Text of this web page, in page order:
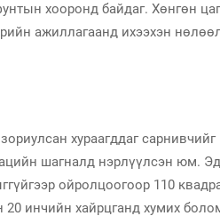
хооронд байдаг. Хөнгөн
ажиллагаанд ихээхэн
хураагддаг сарнивчийг
шагналд нэрлүүлсэн юм.
ойролцоогоор 110
20 инчийн хайрцганд хумих